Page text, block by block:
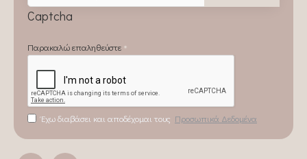
Captcha
Παρακαλώ επαληθεύστε
Έχω διαβάσει και αποδέχομαι τους Προσωπικά Δεδομένα